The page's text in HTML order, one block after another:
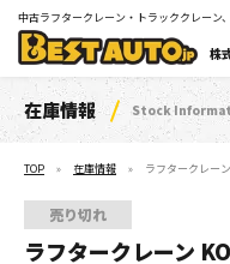
中古ラフタークレーン・トラッククレーン
株
在庫情報 Stock
TOP 在庫情報 ラフタークレー
売り切れ
ラフタークレーン